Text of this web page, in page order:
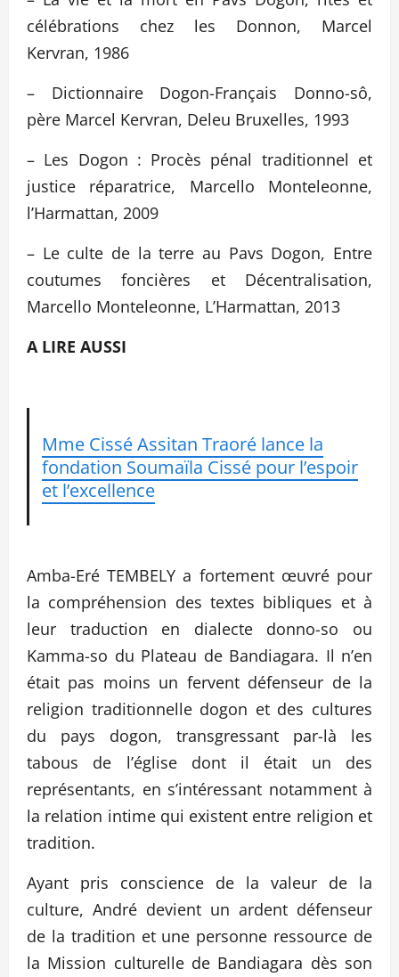
célébrations chez les Donnon, Marcel
Kervran, 1986
– Dictionnaire Dogon-Français Donno-sô,
père Marcel Kervran, Deleu Bruxelles, 1993
– Les Dogon : Procès pénal traditionnel et
justice réparatrice, Marcello Monteleonne,
l’Harmattan, 2009
– Le culte de la terre au Pavs Dogon, Entre
coutumes foncières et Décentralisation,
Marcello Monteleonne, L’Harmattan, 2013
A LIRE AUSSI
Mme Cissé Assitan Traoré lance la
fondation Soumaïla Cissé pour l’espoir
et l’excellence
Amba-Eré TEMBELY a fortement œuvré pour
la compréhension des textes bibliques et à
leur traduction en dialecte donno-so ou
Kamma-so du Plateau de Bandiagara. Il n’en
était pas moins un fervent défenseur de la
religion traditionnelle dogon et des cultures
du pays dogon, transgressant par-là les
tabous de l’église dont il était un des
représentants, en s’intéressant notamment à
la relation intime qui existent entre religion et
tradition.
Ayant pris conscience de la valeur de la
culture, André devient un ardent défenseur
de la tradition et une personne ressource de
la Mission culturelle de Bandiagara dès son